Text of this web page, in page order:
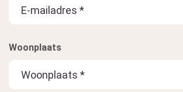
Woonplaats